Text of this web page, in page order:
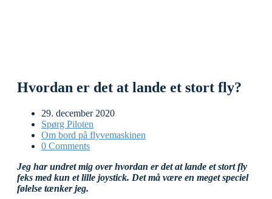
Hvordan er det at lande et stort fly?
29. december 2020
Spørg Piloten
Om bord på flyvemaskinen
0 Comments
Jeg har undret mig over hvordan er det at lande et stort fly
feks med kun et lille joystick. Det må være en meget speciel
følelse tænker jeg.